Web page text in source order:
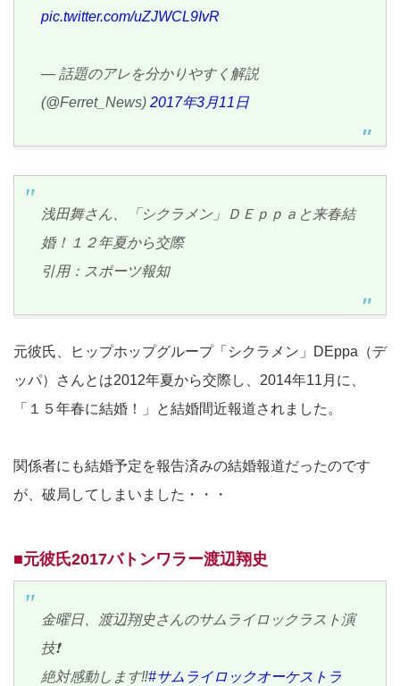
pic.twitter.com/uZJWCL9IvR
— 話題のアレを分かりやすく解説
(@Ferret_News) 2017年3月11日
浅田舞さん、「シクラメン」ＤＥｐｐａと来春結
婚！１２年夏から交際
引用：スポーツ報知
元彼氏、ヒップホップグループ「シクラメン」DEppa（デ
ッパ）さんとは2012年夏から交際し、2014年11月に、
「１５年春に結婚！」と結婚間近報道されました。
関係者にも結婚予定を報告済みの結婚報道だったのです
が、破局してしまいました・・・
■元彼氏2017バトンワラー渡辺翔史
金曜日、渡辺翔史さんのサムライロックラスト演
技❗️
絶対感動します‼️#サムライロックオーケストラ